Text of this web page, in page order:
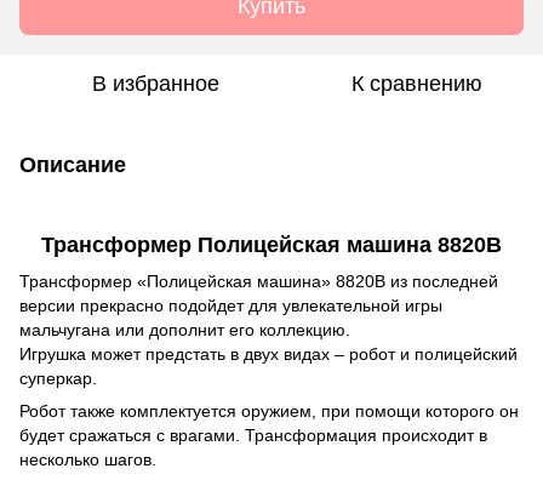
Купить
В избранное К сравнению
Описание
Трансформер Полицейская машина 8820В
Трансформер «Полицейская машина» 8820В из последней
версии прекрасно подойдет для увлекательной игры
мальчугана или дополнит его коллекцию.
Игрушка может предстать в двух видах – робот и полицейский
суперкар.
Робот также комплектуется оружием, при помощи которого он
будет сражаться с врагами. Трансформация происходит в
несколько шагов.